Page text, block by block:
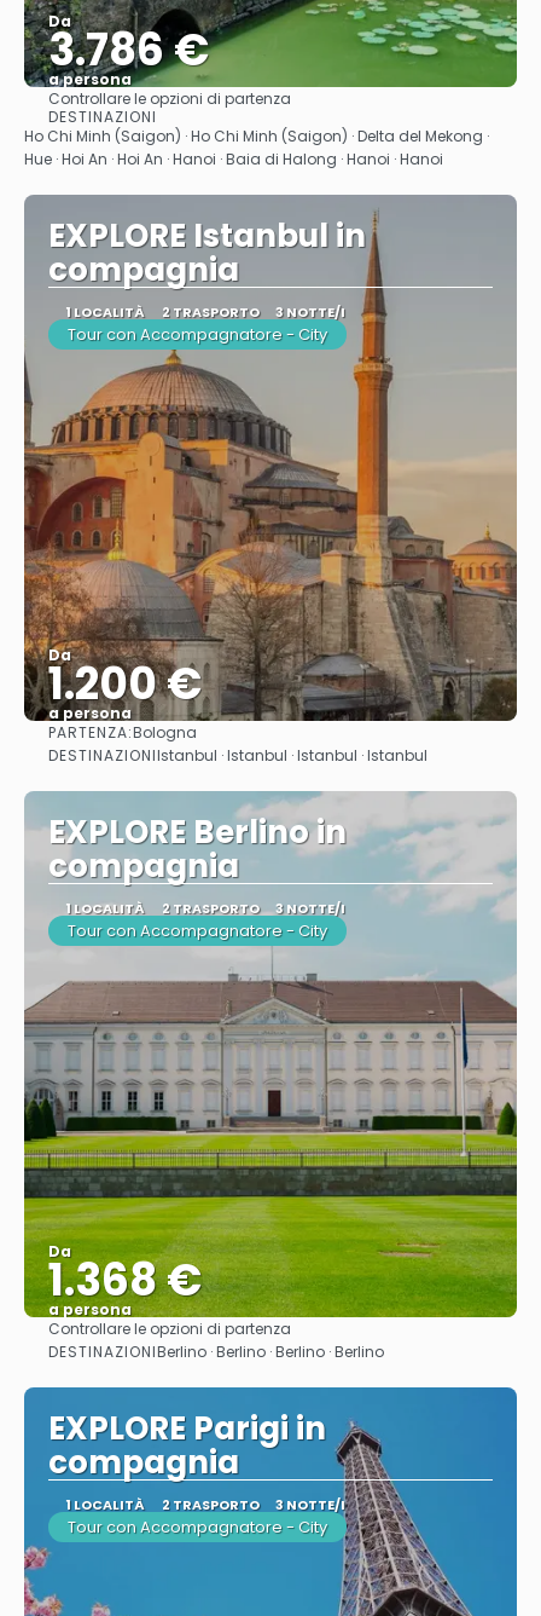
Da
3.786 €
a persona
Vedere
Controllare le opzioni di partenza
DESTINAZIONI
Ho Chi Minh (Saigon) · Ho Chi Minh (Saigon) · Delta del Mekong ·
Hue · Hoi An · Hoi An · Hanoi · Baia di Halong · Hanoi · Hanoi
EXPLORE Istanbul in
compagnia
1 LOCALITÀ 2 TRASPORTO 3 NOTTE/I
Tour con Accompagnatore - City
Da
1.200 €
a persona
Vedere
PARTENZA:Bologna
DESTINAZIONIIstanbul · Istanbul · Istanbul · Istanbul
EXPLORE Berlino in
compagnia
1 LOCALITÀ 2 TRASPORTO 3 NOTTE/I
Tour con Accompagnatore - City
Da
1.368 €
a persona
Vedere
Controllare le opzioni di partenza
DESTINAZIONIBerlino · Berlino · Berlino · Berlino
EXPLORE Parigi in
compagnia
1 LOCALITÀ 2 TRASPORTO 3 NOTTE/I
Tour con Accompagnatore - City